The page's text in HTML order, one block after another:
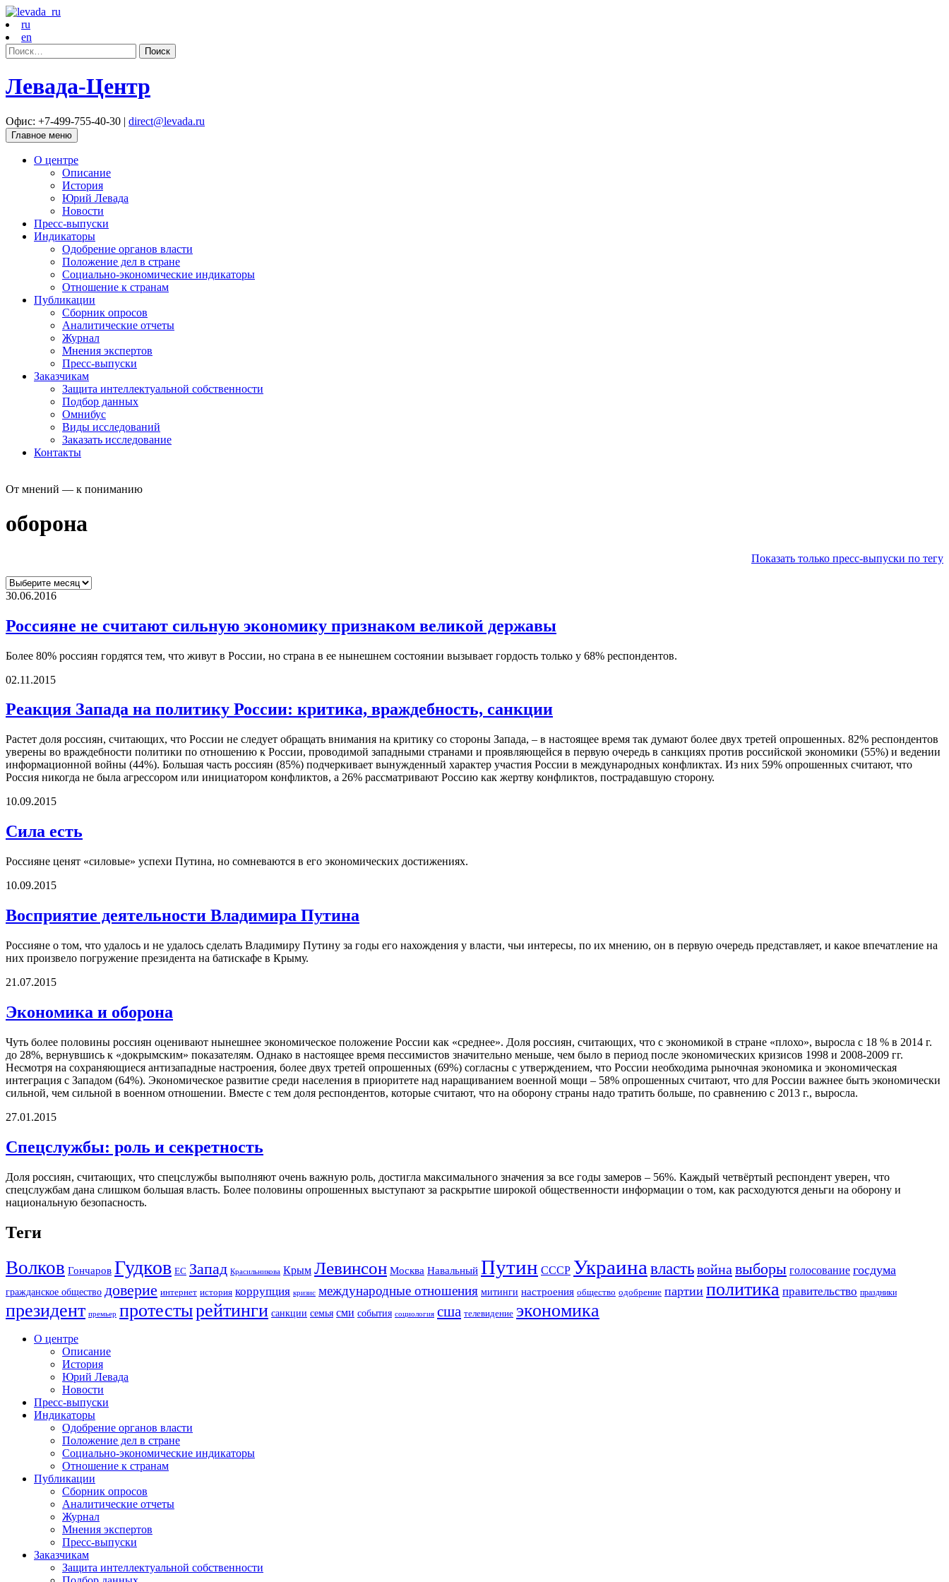
ru
en
Найти:
Левада-Центр
Офис: +7-499-755-40-30 | direct@levada.ru
Главное меню
О центре
Описание
История
Юрий Левада
Новости
Пресс-выпуски
Индикаторы
Одобрение органов власти
Положение дел в стране
Социально-экономические индикаторы
Отношение к странам
Публикации
Сборник опросов
Аналитические отчеты
Журнал
Мнения экспертов
Пресс-выпуски
Заказчикам
Защита интеллектуальной собственности
Подбор данных
Омнибус
Виды исследований
Заказать исследование
Контакты
От мнений — к пониманию
оборона
Показать только пресс-выпуски по тегу
30.06.2016
Россияне не считают сильную экономику признаком великой державы
Более 80% россиян гордятся тем, что живут в России, но страна в ее нынешнем состоянии вызывает гордость только у 68% респондентов.
02.11.2015
Реакция Запада на политику России: критика, враждебность, санкции
Растет доля россиян, считающих, что России не следует обращать внимания на критику со стороны Запада, – в настоящее время так думают более двух третей опрошенных. 82% респондентов
уверены во враждебности политики по отношению к России, проводимой западными странами и проявляющейся в первую очередь в санкциях против российской экономики (55%) и ведении
информационной войны (44%). Большая часть россиян (85%) подчеркивает вынужденный характер участия России в международных конфликтах. Из них 59% опрошенных считают, что
Россия никогда не была агрессором или инициатором конфликтов, а 26% рассматривают Россию как жертву конфликтов, пострадавшую сторону.
10.09.2015
Сила есть
Россияне ценят «силовые» успехи Путина, но сомневаются в его экономических достижениях.
10.09.2015
Восприятие деятельности Владимира Путина
Россияне о том, что удалось и не удалось сделать Владимиру Путину за годы его нахождения у власти, чьи интересы, по их мнению, он в первую очередь представляет, и какое впечатление на
них произвело погружение президента на батискафе в Крыму.
21.07.2015
Экономика и оборона
Чуть более половины россиян оценивают нынешнее экономическое положение России как «среднее». Доля россиян, считающих, что с экономикой в стране «плохо», выросла с 18 % в 2014 г.
до 28%, вернувшись к «докрымским» показателям. Однако в настоящее время пессимистов значительно меньше, чем было в период после экономических кризисов 1998 и 2008-2009 гг.
Несмотря на сохраняющиеся антизападные настроения, более двух третей опрошенных (69%) согласны с утверждением, что России необходима рыночная экономика и экономическая
интеграция с Западом (64%). Экономическое развитие среди населения в приоритете над наращиванием военной мощи – 58% опрошенных считают, что для России важнее быть экономически
сильной, чем сильной в военном отношении. Вместе с тем доля респондентов, которые считают, что на оборону страны надо тратить больше, по сравнению с 2013 г., выросла.
27.01.2015
Спецслужбы: роль и секретность
Доля россиян, считающих, что спецслужбы выполняют очень важную роль, достигла максимального значения за все годы замеров – 56%. Каждый четвёртый респондент уверен, что
спецслужбам дана слишком большая власть. Более половины опрошенных выступают за раскрытие широкой общественности информации о том, как расходуются деньги на оборону и
национальную безопасность.
Теги
Волков Гончаров Гудков ЕС Запад Красильникова Крым Левинсон Москва Навальный Путин СССР Украинавластьвойнавыборы голосование госдума
гражданское общество доверие интернет история коррупция кризис международные отношения митинги настроения общество одобрение партии политика правительство праздники
президент премьер протестырейтинги санкции семья сми события социология сша телевидение экономика
О центре
Описание
История
Юрий Левада
Новости
Пресс-выпуски
Индикаторы
Одобрение органов власти
Положение дел в стране
Социально-экономические индикаторы
Отношение к странам
Публикации
Сборник опросов
Аналитические отчеты
Журнал
Мнения экспертов
Пресс-выпуски
Заказчикам
Защита интеллектуальной собственности